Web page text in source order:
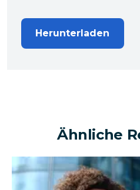
Herunterladen
Ähnliche
Kann ein Unternehmen